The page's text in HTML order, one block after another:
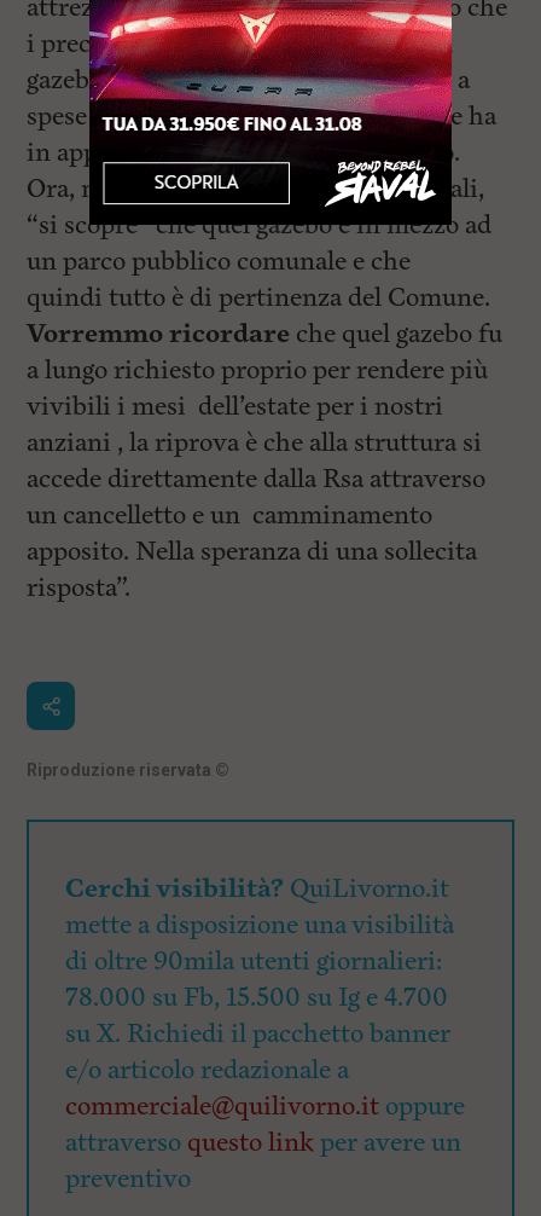
attrezzi ginnici e panchine? Sappiamo che
i precedenti collaudi per l’abigilità del
gazebo sono stati effettuati in passato a
spese del Consorzio di cooperative che ha
in appalto la gestione della Rsa Coteto.
Ora, ma chiediamo agli organi comunali,
“si scopre” che quel gazebo è in mezzo ad
un parco pubblico comunale e che
quindi tutto è di pertinenza del Comune.
Vorremmo ricordare che quel gazebo fu
a lungo richiesto proprio per rendere più
vivibili i mesi dell’estate per i nostri
anziani , la riprova è che alla struttura si
accede direttamente dalla Rsa attraverso
un cancelletto e un camminamento
apposito. Nella speranza di una sollecita
risposta”.
Riproduzione riservata ©
Cerchi visibilità? QuiLivorno.it
mette a disposizione una visibilità
di oltre 90mila utenti giornalieri:
78.000 su Fb, 15.500 su Ig e 4.700
su X. Richiedi il pacchetto banner
e/o articolo redazionale a
commerciale@quilivorno.it oppure
attraverso questo linkper avere un
preventivo